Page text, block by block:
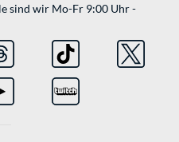
sind wir Mo-Fr 9:00 Uhr -